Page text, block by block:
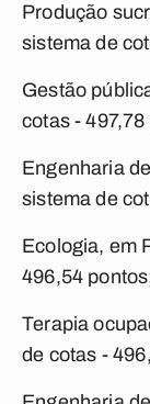
Produção
sistema de
Gestão
cotas -
Engenharia
sistema de
Ecologia, em
496,54
Terapia
de cotas -